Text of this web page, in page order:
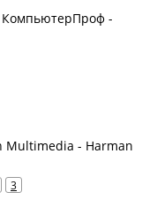
КомпьютерПроф -
Multimedia - Harman
3